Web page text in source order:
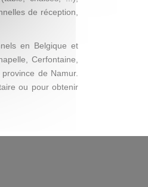
de réception,
en Belgique et
Cerfontaine,
de Namur.
ou pour obtenir